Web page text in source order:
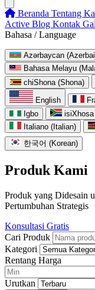
Beranda Tentang
Active Blog Kontak
Bahasa / Language
Azərbaycan
Bahasa Melayu
chiShona (Shona)
English
Igbo
Italiano (Italian)
한국어 (Korean)
Produk Kami
Produk yang Didesain
Pertumbuhan Strategis
Konsultasi Gratis
Cari Produk
Kategori
Rentang Harga
Urutkan